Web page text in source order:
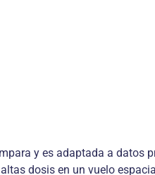
y es adaptada a datos
dosis en un vuelo